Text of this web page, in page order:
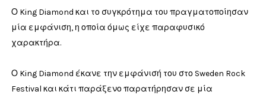
Ο King Diamond και το συγκρότημα του πραγματοποίησαν
μία εμφάνιση, η οποία όμως είχε παραφυσικό
χαρακτήρα.
Ο King Diamond έκανε την εμφάνισή του στο Sweden Rock
Festival και κάτι παράξενο παρατήρησαν σε μία